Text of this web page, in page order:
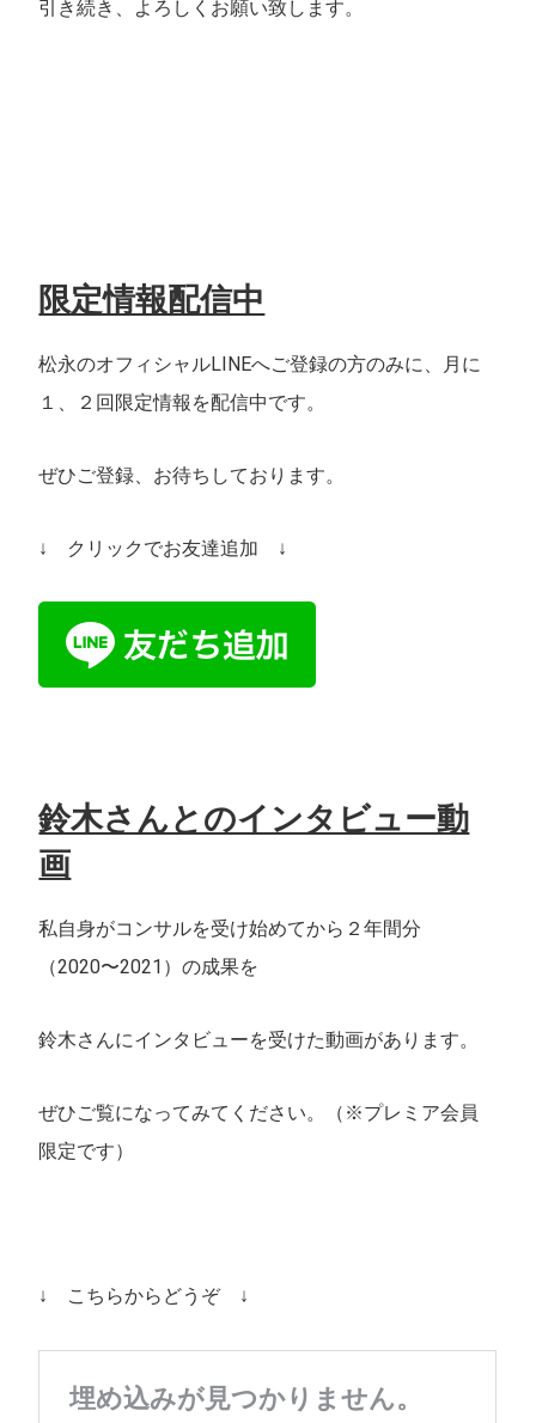
引き続き、よろしくお願い致します。
限定情報配信中
松永のオフィシャルLINEへご登録の方のみに、月に
１、２回限定情報を配信中です。
ぜひご登録、お待ちしております。
↓ クリックでお友達追加 ↓
鈴木さんとのインタビュー動
画
私自身がコンサルを受け始めてから２年間分
（2020〜2021）の成果を
鈴木さんにインタビューを受けた動画があります。
ぜひご覧になってみてください。（※プレミア会員
限定です）
↓ こちらからどうぞ ↓